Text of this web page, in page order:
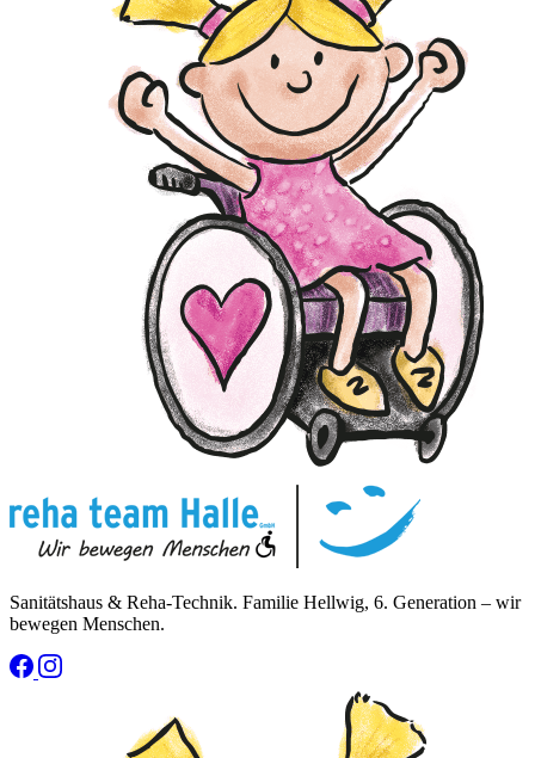
Sanitätshaus & Reha-Technik. Familie Hellwig, 6. Generation – wir
bewegen Menschen.
(öffnet neues Fenster)
(öffnet neues Fenster)